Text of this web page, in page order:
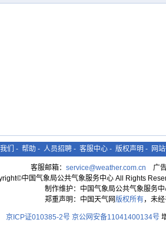
们 - 帮助 - 人员招聘 - 客服中心 - 版权声明 - 网
客服邮箱： service@weather.com.cn 广
中国气象局公共气象服务中心 All Rights
制作维护：中国气象局公共气象服务
郑重声明：中国天气网版权所有，未
京ICP证010385-2号 京公网安备11041400134号